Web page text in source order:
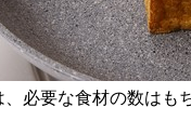
、必要な食材の数は